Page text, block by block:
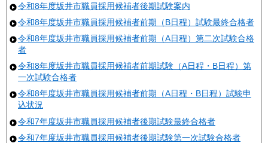
令和8年度坂井市職員採用候補者後期試験案内
令和8年度坂井市職員採用候補者前期（B日程）試験最終合格者
令和8年度坂井市職員採用候補者前期（A日程）第二次試験合格
者
令和8年度坂井市職員採用候補者前期試験（A日程・B日程）第
一次試験合格者
令和8年度坂井市職員採用候補者前期（A日程・B日程）試験申
込状況
令和7年度坂井市職員採用候補者後期試験最終合格者
令和7年度坂井市職員採用候補者後期試験第一次試験合格者